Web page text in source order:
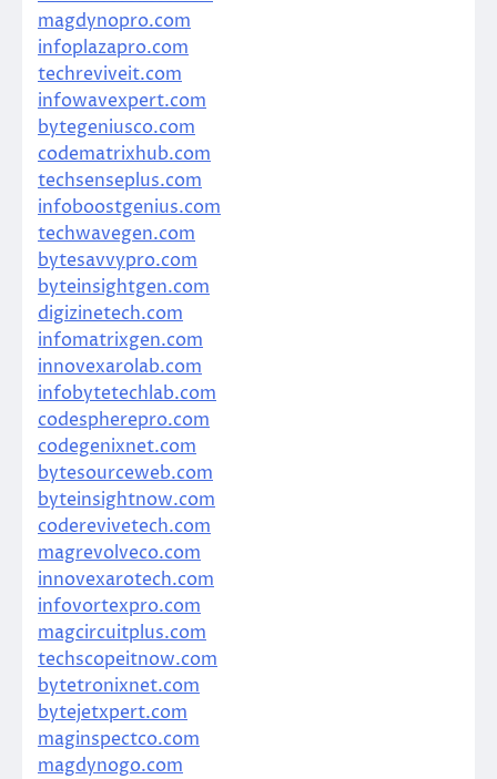
magdynopro.com
infoplazapro.com
techreviveit.com
infowavexpert.com
bytegeniusco.com
codematrixhub.com
techsenseplus.com
infoboostgenius.com
techwavegen.com
bytesavvypro.com
byteinsightgen.com
digizinetech.com
infomatrixgen.com
innovexarolab.com
infobytetechlab.com
codespherepro.com
codegenixnet.com
bytesourceweb.com
byteinsightnow.com
coderevivetech.com
magrevolveco.com
innovexarotech.com
infovortexpro.com
magcircuitplus.com
techscopeitnow.com
bytetronixnet.com
bytejetxpert.com
maginspectco.com
magdynogo.com